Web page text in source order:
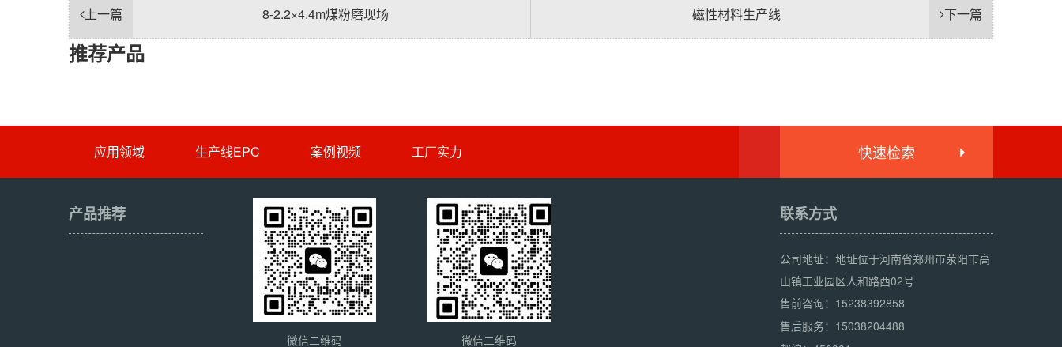
上一篇 8-2.2×4.4m煤粉磨现场 下一篇
磁性材料生产线
推荐产品
应用领域 生产线EPC 案例视频 工厂实力 快速检索
产品推荐
微信二维码 微信二维码
联系方式
公司地址：地址位于河南省郑州市荥阳市高
山镇工业园区人和路西02号
售前咨询： 15238392858
售后服务： 15038204488